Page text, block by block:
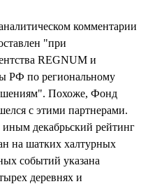
комментарии
"при
REGNUM и
РФ по региональному
Похоже, Фонд
с этими партнерами.
декабрьский рейтинг
на шатких халтурных
событий указана
деревнях и